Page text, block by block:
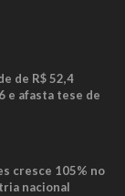
de R$ 52,4
e afasta tese de
cresce 105% no
nacional